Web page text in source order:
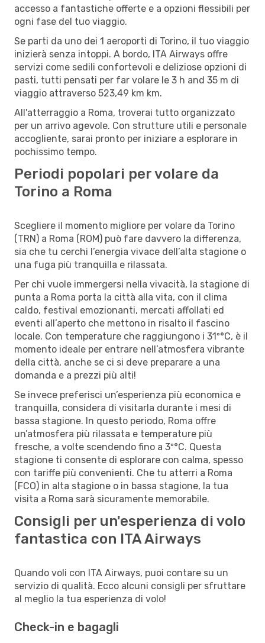
accesso a fantastiche offerte e a opzioni flessibili per
ogni fase del tuo viaggio.
Se parti da uno dei 1 aeroporti di Torino, il tuo viaggio
inizierà senza intoppi. A bordo, ITA Airways offre
servizi come sedili confortevoli e deliziose opzioni di
pasti, tutti pensati per far volare le 3 h and 35 m di
viaggio attraverso 523,49 km km.
All'atterraggio a Roma, troverai tutto organizzato
per un arrivo agevole. Con strutture utili e personale
accogliente, sarai pronto per iniziare a esplorare in
pochissimo tempo.
Periodi popolari per volare da
Torino a Roma
Scegliere il momento migliore per volare da Torino
(TRN) a Roma (ROM) può fare davvero la differenza,
sia che tu cerchi l’energia vivace dell’alta stagione o
una fuga più tranquilla e rilassata.
Per chi vuole immergersi nella vivacità, la stagione di
punta a Roma porta la città alla vita, con il clima
caldo, festival emozionanti, mercati affollati ed
eventi all’aperto che mettono in risalto il fascino
locale. Con temperature che raggiungono i 31º°C, è il
momento ideale per entrare nell’atmosfera vibrante
della città, anche se ci si deve preparare a una
domanda e a prezzi più alti!
Se invece preferisci un’esperienza più economica e
tranquilla, considera di visitarla durante i mesi di
bassa stagione. In questo periodo, Roma offre
un’atmosfera più rilassata e temperature più
fresche, a volte scendendo fino a 3º°C. Questa
stagione ti consente di esplorare con calma, spesso
con tariffe più convenienti. Che tu atterri a Roma
(FCO) in alta stagione o in bassa stagione, la tua
visita a Roma sarà sicuramente memorabile.
Consigli per un'esperienza di volo
fantastica con ITA Airways
Quando voli con ITA Airways, puoi contare su un
servizio di qualità. Ecco alcuni consigli per sfruttare
al meglio la tua esperienza di volo!
Check-in e bagagli